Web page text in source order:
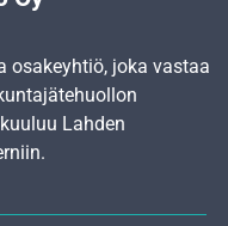
osakeyhtiö, joka vastaa
Lahden